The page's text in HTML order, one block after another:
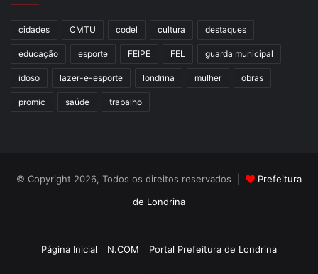
Foto: Emerson Dias / NCom
cidades CMTU codel cultura destaques
educação esporte FEIPE FEL guarda municipal
idoso lazer-e-esporte londrina mulher obras
promic saúde trabalho
© Copyright 2026, Todos os direitos reservados |
Prefeitura
de Londrina
Página Inicial N.COM Portal Prefeitura de Londrina